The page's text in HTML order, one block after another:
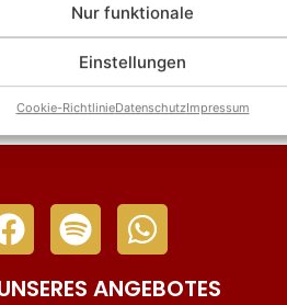
Nur funktionale
Einstellungen
Cookie-RichtlinieDatenschutzImpressum
Spaß mit Andy Borg“: Gäste und
der nächsten regulären
enthüllt!
ANGEBOTES